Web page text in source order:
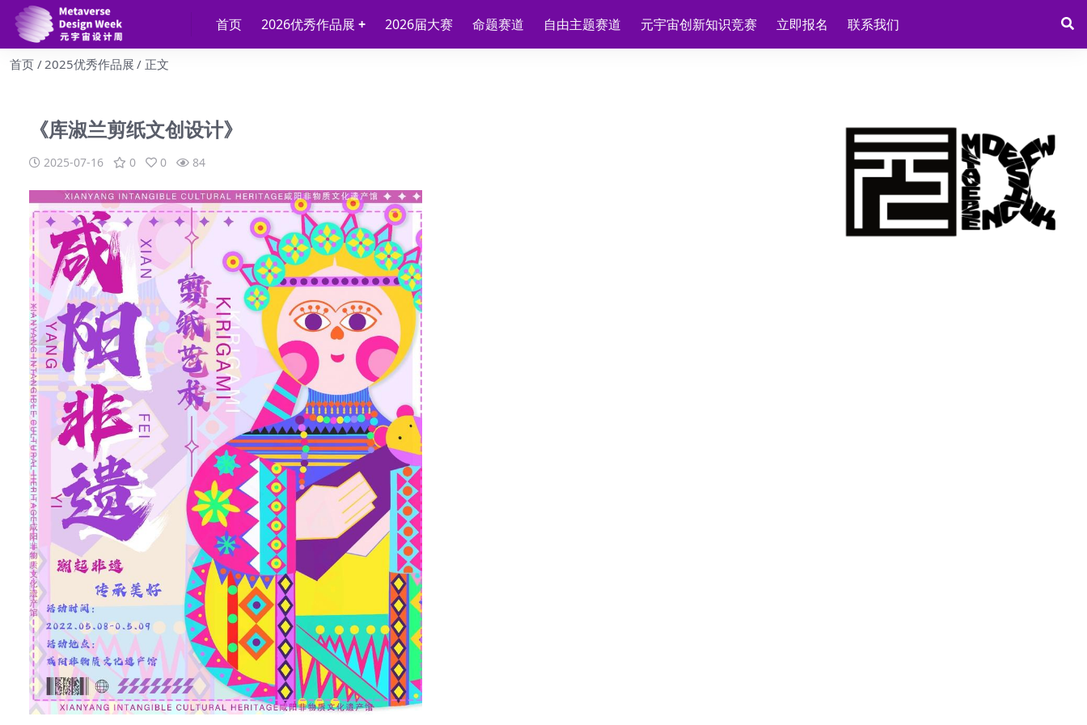
首页 2026优秀作品展 2026届大赛 命题赛道 自由主题赛道 元宇宙创新知识竞赛 立即报名 联系我们
首页 2025优秀作品展 正文
《库淑兰剪纸文创设计》
2025-07-16 0 0 84